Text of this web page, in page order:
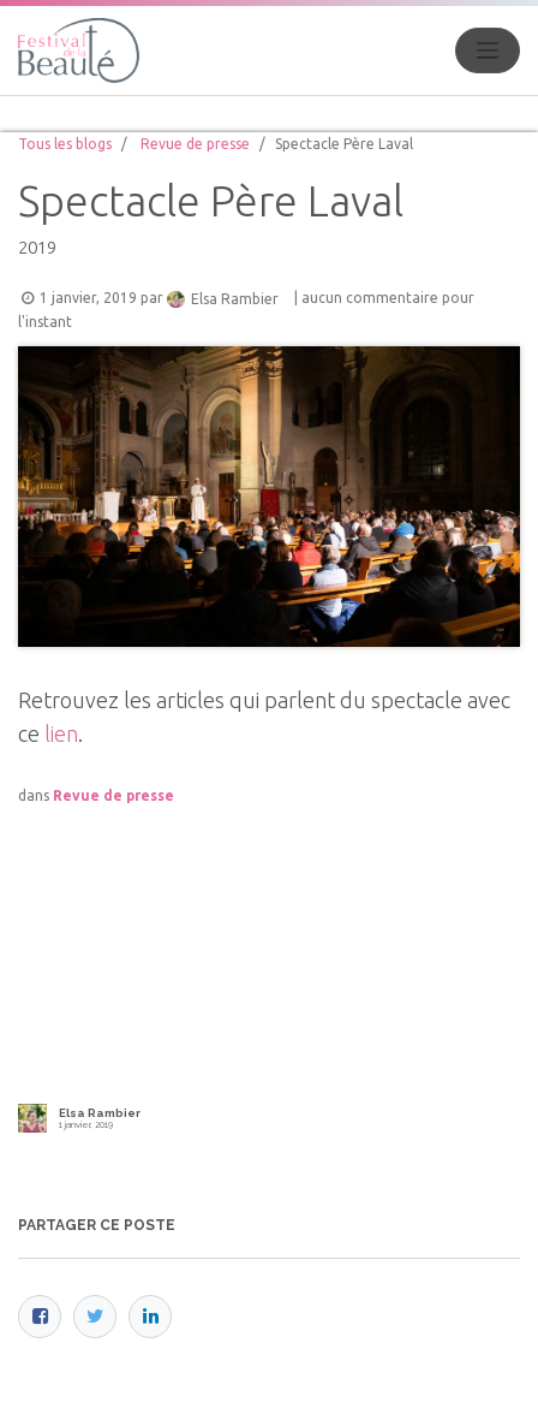
Tous les blogs Revue de presse Spectacle Père Laval
Spectacle Père Laval
2019
1 janvier, 2019 par Elsa Rambier
| aucun commentaire pour
l'instant
Retrouvez les articles qui parlent du spectacle avec
ce lien
dans Revue de presse
Elsa Rambier
1 janvier, 2019
PARTAGER CE POSTE